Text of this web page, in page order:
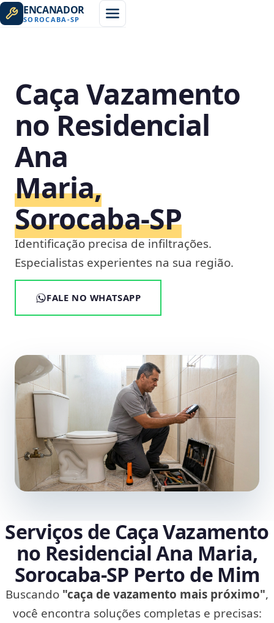
ENCANADOR
SOROCABA -SP
Caça Vazamento
no Residencial
Ana
Maria,
Sorocaba‑SP
Identificação precisa de infiltrações.
Especialistas experientes na sua região.
FALE NO WHATSAPP
Serviços de Caça Vazamento
no Residencial Ana Maria,
Sorocaba‑SP Perto de Mim
Buscando "caça de vazamento mais próximo",
você encontra soluções completas e precisas: